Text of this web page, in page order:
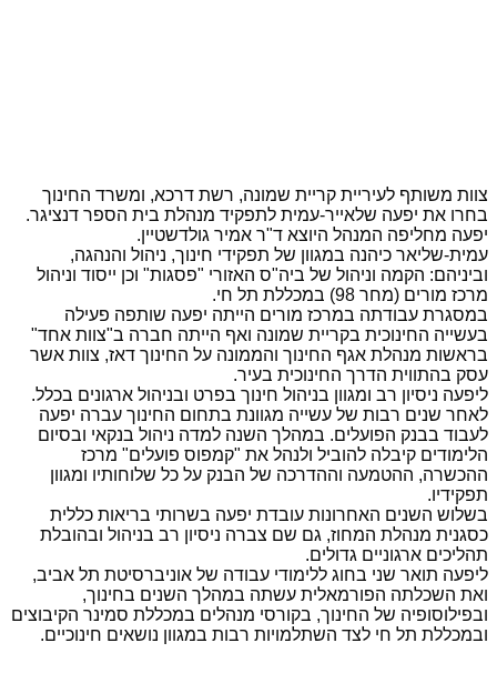
צוות משותף לעיריית קריית שמונה, רשת דרכא, ומשרד החינוך
בחרו את יפעה שלאייר-עמית לתפקיד מנהלת בית הספר דנציגר.
יפעה מחליפה המנהל היוצא ד"ר אמיר גולדשטיין.
עמית-שליאר כיהנה במגוון של תפקידי חינוך, ניהול והנהגה,
וביניהם: הקמה וניהול של ביה"ס האזורי "פסגות" וכן ייסוד וניהול
מרכז מורים (מחר 98) במכללת תל חי.
במסגרת עבודתה במרכז מורים הייתה יפעה שותפה פעילה
בעשייה החינוכית בקריית שמונה ואף הייתה חברה ב"צוות אחד"
בראשות מנהלת אגף החינוך והממונה על החינוך דאז, צוות אשר
עסק בהתווית הדרך החינוכית בעיר.
ליפעה ניסיון רב ומגוון בניהול חינוך בפרט ובניהול ארגונים בכלל.
לאחר שנים רבות של עשייה מגוונת בתחום החינוך עברה יפעה
לעבוד בבנק הפועלים. במהלך השנה למדה ניהול בנקאי ובסיום
הלימודים קיבלה להוביל ולנהל את "קמפוס פועלים" מרכז
ההכשרה, ההטמעה וההדרכה של הבנק על כל שלוחותיו ומגוון
תפקידיו.
בשלוש השנים האחרונות עובדת יפעה בשרותי בריאות כללית
כסגנית מנהלת המחוז, גם שם צברה ניסיון רב בניהול ובהובלת
תהליכים ארגוניים גדולים.
ליפעה תואר שני בחוג ללימודי עבודה של אוניברסיטת תל אביב,
ואת השכלתה הפורמאלית עשתה במהלך השנים בחינוך,
ובפילוסופיה של החינוך, בקורסי מנהלים במכללת סמינר הקיבוצים
ובמכללת תל חי לצד השתלמויות רבות במגוון נושאים חינוכיים.